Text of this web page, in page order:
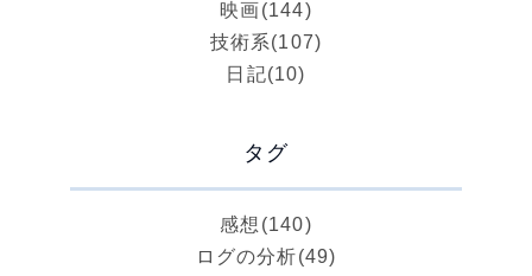
映画(144)
技術系(107)
日記(10)
タグ
感想 (140)
ログの分析(49)